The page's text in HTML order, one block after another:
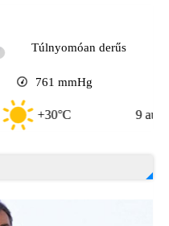
Túlnyomóan derűs
761 mmHg
+30°C